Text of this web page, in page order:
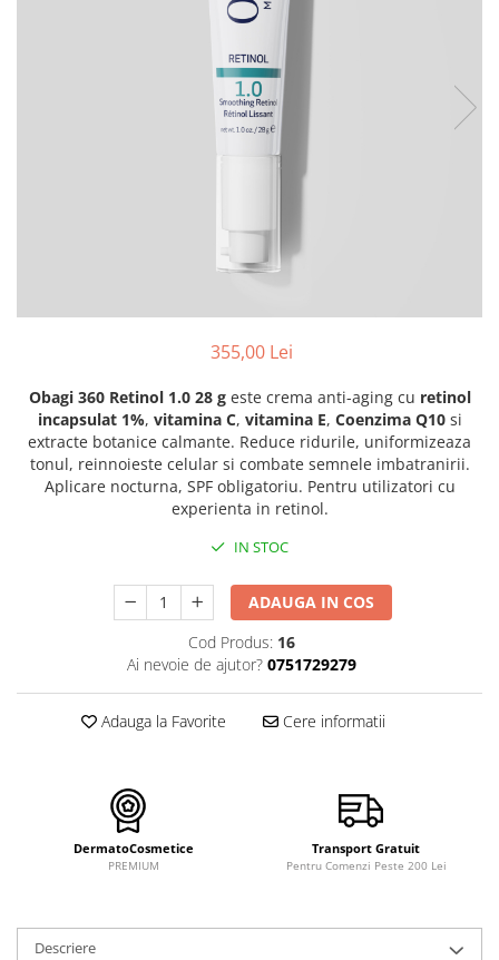
Melan TRAN3X
Sensitive
Tricology
DP DERMACEUTICALS
FILLMED SKIN PERFUSION
DERMIA SOLUTION
DSD de LUXE
Echilibru & Somn
355,00 Lei
Obagi 360 Retinol 1.0 28 geste crema anti-aging cu retinol
incapsulat 1%, vitamina C, vitamina E, Coenzima Q10si
extracte botanice calmante. Reduce ridurile, uniformizeaza
tonul, reinnoieste celular si combate semnele imbatranirii.
Aplicare nocturna, SPF obligatoriu. Pentru utilizatori cu
experienta in retinol.
IN STOC
ADAUGA IN COS
Cod Produs: 16
Ai nevoie de ajutor? 0751729279
Adauga la Favorite Cere informatii
DermatoCosmetice
PREMIUM
Transport Gratuit
Pentru Comenzi Peste 200 Lei
Descriere